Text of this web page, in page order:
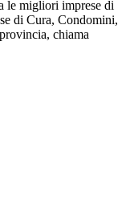
le migliori imprese di
di Cura, Condomini,
chiama